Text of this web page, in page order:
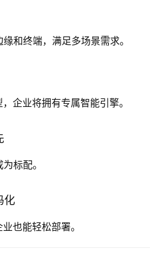
和终端，满足多场景需求。
企业将拥有专属智能引擎。
标配。
化
也能轻松部署。